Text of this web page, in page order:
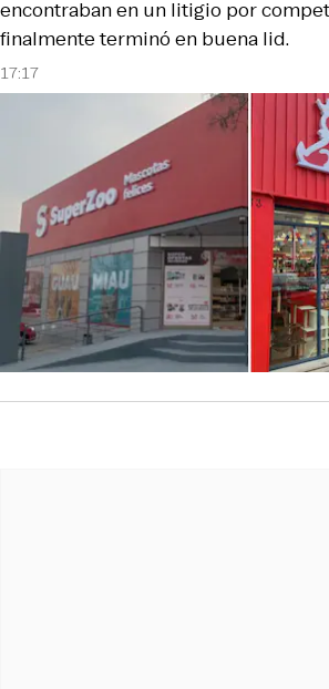
17:17
encontraban en un litigio por
finalmente terminó en buena lid.